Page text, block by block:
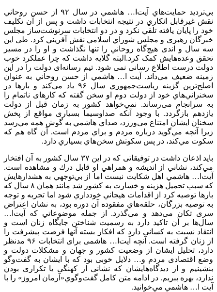
بي‌ترديد حمايت‌هاي آيت‌ا… هاشمي در سال ۹۲ از حسن روحاني
نقش غيرقابل انكاري در نتيجه انتخابات داشت و پس از آن تكليف
خود را پايان يافته تلقي نكرد و در دو انتخابات سرنوشت‌ساز مجلس
خبرگان رهبری و مجلس شوراي اسلامي نقش آفريني كرد. طی این
سه سال ‌و اندی هیچ‌گاه روحاني را تنها نگذاشت و او را در مسير
تحقق وعده‌هايش کمک کرد.البته گلایه داشت که چرا عملکرد خوب
دولت درست اطلاع رسانی نمی شود. تیم رسانه‌ای دولت را در این
زمینه ضعیف می‌داند. آيت ا… هاشمي از حسن روحاني به عنوان
اصلح‌ترين گزينه رياست‌جمهوري سال ۹۶ ياد مي‌كند و بارها در
سخنراني‌هاي خود از دولت دوم او سخن گفته که کارهای ناتمام را
به سرانجام می‌رساند. نمي‌خواهد كشور به زمان قبل از دولت
يازدهم بازگردد. با وجود آنكه صداوسيما بسیاری مواقع از پخش
سخنان ايشان امتناع می‌‌ورزد، صداي هاشمي به گوش همه مي‌رسد
زیرا آنچه مي‌گويد درباره مردم و براي مردم است. آن گاه هم كه
سكوت مي‌كند، در پس سكوتش سخن‌هاي بسياري دارد.
بايد اذعان داشت در توفیقاتی که در این ۳۷ سال كشور به آن افتخار
مي‌كند، نشاني از انديشه و همراهي او قابل درك و مشاهده است.
آيت‌ا… هاشمي اهل شكايت نيست اما از بي‌توجهي به هشدارهايش
كه سبب تحميل هزينه و خسارت به كشور شد مانند همان ۸ سال كه
بارها توصيه كرد از اقدامات هيجاني خودداري شود اما تجربه و توجه
به توصيه بزرگان، حلقه‌هاي مفقوده‌ آن دوره بود، به نشان اعتراض
سری تکان می‌دهد و می‌گذرد. از جمله موضوعاتي كه آيت‌ا…
سال‌ها بر آن تاكيد دارد به رسميت شناختن جايگاه زنان است و
انتقاد نسبت به کسانی دارد كه افكار بسته آنها فرصت پيشرفت را
از زنان گرفته است. آنچه آیت‌ا… هاشمی برای انتخابات ۹۶ مدنظر
دارد، تحلیل ایشان از وضعیت کشور و جهان و مشکلات دولت و
وضع اقتصادی مردم و… دلایل خوبی بود که با ایشان به گفت‌وگو
بنشینیم و از دیدگاه‌هایشان که نشانی از کهنگی یا تکراری بودن
ندارد، بهره ببریم. در ادامه متن كامل گفت‌وگوي«آرمان امروز» را با
آيت ا… هاشمي مي‌خوانيد.